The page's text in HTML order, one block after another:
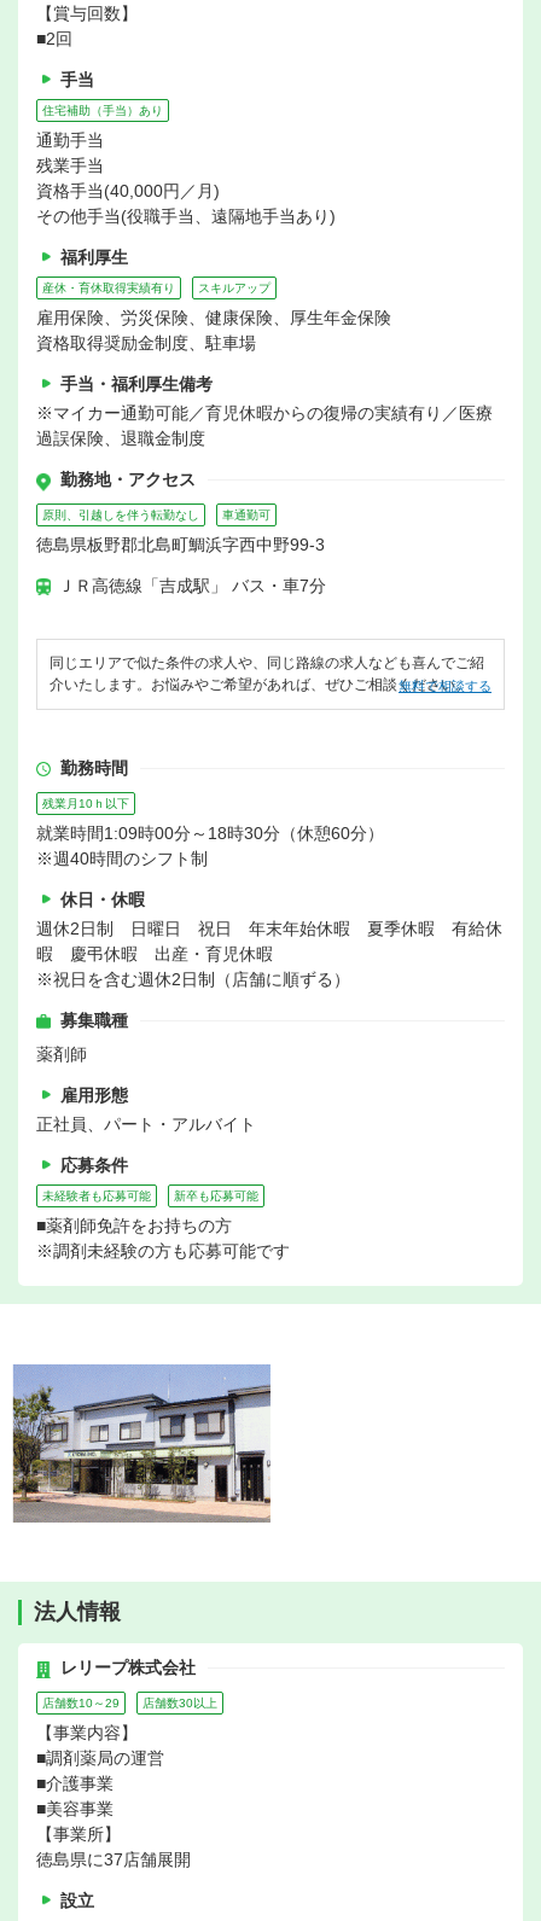
【賞与回数】
■2回
手当
住宅補助（手当）あり
通勤手当
残業手当
資格手当(40,000円／月)
その他手当(役職手当、遠隔地手当あり)
福利厚生
産休・育休取得実績有り スキルアップ
雇用保険、労災保険、健康保険、厚生年金保険
資格取得奨励金制度、駐車場
手当・福利厚生備考
※マイカー通勤可能／育児休暇からの復帰の実績有り／医療
過誤保険、退職金制度
勤務地・アクセス
原則、引越しを伴う転勤なし 車通勤可
徳島県板野郡北島町鯛浜字西中野99-3
ＪＲ高徳線「吉成駅」 バス・車7分
同じエリアで似た条件の求人や、同じ路線の求人なども喜んでご紹
介いたします。お悩みやご希望があれば、ぜひご相談ください。
無料で相談する
勤務時間
残業月10ｈ以下
就業時間1:09時00分～18時30分（休憩60分）
※週40時間のシフト制
休日・休暇
週休2日制 日曜日 祝日 年末年始休暇 夏季休暇 有給休
暇 慶弔休暇 出産・育児休暇
※祝日を含む週休2日制（店舗に順ずる）
募集職種
薬剤師
雇用形態
正社員、パート・アルバイト
応募条件
未経験者も応募可能 新卒も応募可能
■薬剤師免許をお持ちの方
※調剤未経験の方も応募可能です
法人情報
レリープ株式会社
店舗数10～29 店舗数30以上
【事業内容】
■調剤薬局の運営
■介護事業
■美容事業
【事業所】
徳島県に37店舗展開
設立